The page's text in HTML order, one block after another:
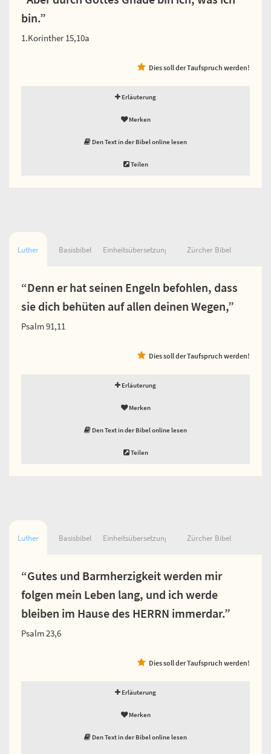
bin.”
1.Korinther 15,10a
Dies soll der Taufspruch werden!
Erläuterung
Merken
Den Text in der Bibel online lesen
Teilen
Luther Basisbibel Einheitsübersetzung Zürcher Bibel
“Denn er hat seinen Engeln befohlen, dass
sie dich behüten auf allen deinen Wegen,”
Psalm 91,11
Dies soll der Taufspruch werden!
Erläuterung
Merken
Den Text in der Bibel online lesen
Teilen
Luther Basisbibel Einheitsübersetzung Zürcher Bibel
“Gutes und Barmherzigkeit werden mir
folgen mein Leben lang, und ich werde
bleiben im Hause des HERRN immerdar.”
Psalm 23,6
Dies soll der Taufspruch werden!
Erläuterung
Merken
Den Text in der Bibel online lesen